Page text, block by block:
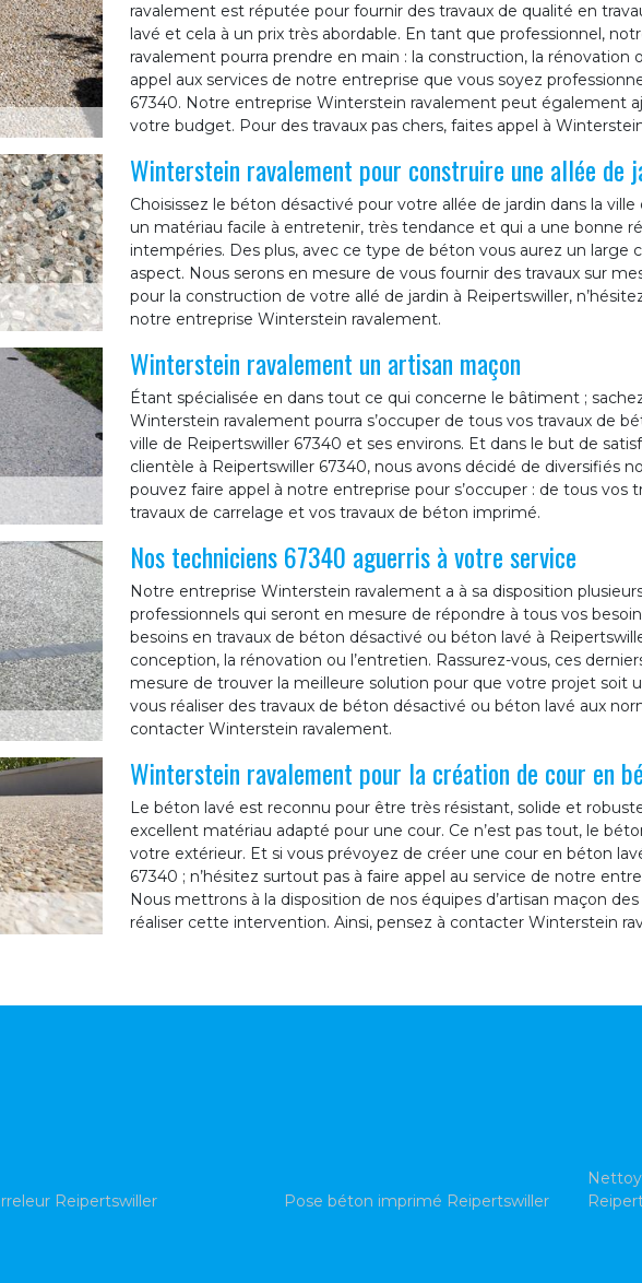
ravalement est réputée pour fournir des travaux de qualité en
lavé et cela à un prix très abordable. En tant que professionnel,
ravalement pourra prendre en main : la construction, la rénovation
appel aux services de notre entreprise que vous soyez
67340. Notre entreprise Winterstein ravalement peut également
votre budget. Pour des travaux pas chers, faites appel à
Winterstein ravalement pour construire une allée de
Choisissez le béton désactivé pour votre allée de jardin dans la ville
un matériau facile à entretenir, très tendance et qui a une bonne
intempéries. Des plus, avec ce type de béton vous aurez un large
aspect. Nous serons en mesure de vous fournir des travaux sur
pour la construction de votre allé de jardin à Reipertswiller,
notre entreprise Winterstein ravalement.
Winterstein ravalement un artisan maçon
Étant spécialisée en dans tout ce qui concerne le bâtiment ;
Winterstein ravalement pourra s’occuper de tous vos travaux de
ville de Reipertswiller 67340 et ses environs. Et dans le but de
clientèle à Reipertswiller 67340, nous avons décidé de diversifiés
pouvez faire appel à notre entreprise pour s’occuper : de tous vos
travaux de carrelage et vos travaux de béton imprimé.
Nos techniciens 67340 aguerris à votre service
Notre entreprise Winterstein ravalement a à sa disposition
professionnels qui seront en mesure de répondre à tous vos
besoins en travaux de béton désactivé ou béton lavé à
conception, la rénovation ou l’entretien. Rassurez-vous, ces
mesure de trouver la meilleure solution pour que votre projet soit
vous réaliser des travaux de béton désactivé ou béton lavé aux
contacter Winterstein ravalement.
Winterstein ravalement pour la création de cour en
Le béton lavé est reconnu pour être très résistant, solide et
excellent matériau adapté pour une cour. Ce n’est pas tout, le
votre extérieur. Et si vous prévoyez de créer une cour en béton
67340 ; n’hésitez surtout pas à faire appel au service de notre
Nous mettrons à la disposition de nos équipes d’artisan maçon
réaliser cette intervention. Ainsi, pensez à contacter Winterstein
Reipertswiller Pose béton imprimé Reipertswiller